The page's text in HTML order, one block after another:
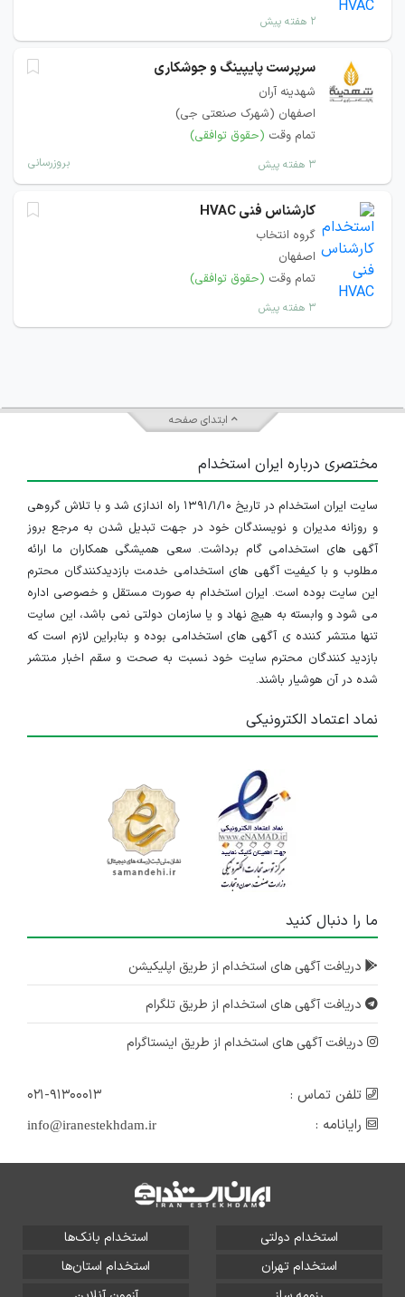
۲ هفته پیش
سرپرست پایپینگ و جوشکاری
شهدینه آران
اصفهان (شهرک صنعتی جی)
تمام وقت (حقوق توافقی)
۳ هفته پیش بروزرسانی
کارشناس فنی HVAC
گروه انتخاب
اصفهان
تمام وقت (حقوق توافقی)
۳ هفته پیش
ابتدای صفحه
مختصری درباره ایران استخدام
سایت ایران استخدام در تاریخ ۱۳۹۱/۱/۱۰ راه اندازی شد و با تلاش گروهی
و روزانه مدیران و نویسندگان خود در جهت تبدیل شدن به مرجع بروز
آگهی های استخدامی گام برداشت. سعی همیشگی همکاران ما ارائه
مطلوب و با کیفیت آگهی های استخدامی خدمت بازدیدکنندگان محترم
این سایت بوده است. ایران استخدام به صورت مستقل و خصوصی اداره
می شود و وابسته به هیچ نهاد و یا سازمان دولتی نمی باشد، این سایت
تنها منتشر کننده ی آگهی های استخدامی بوده و بنابراین لازم است که
بازدید کنندگان محترم سایت خود نسبت به صحت و سقم اخبار منتشر
شده در آن هوشیار باشند.
نماد اعتماد الکترونیکی
ما را دنبال کنید
دریافت آگهی های استخدام از طریق اپلیکیشن
دریافت آگهی های استخدام از طریق تلگرام
دریافت آگهی های استخدام از طریق اینستاگرام
تلفن تماس :
۰۲۱-۹۱۳۰۰۰۱۳
رایانامه :
info@iranestekhdam.ir
استخدام دولتی
استخدام بانک‌ها
استخدام تهران
استخدام استان‌ها